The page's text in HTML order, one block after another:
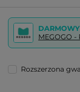
MEGOGO
Rozszerzona